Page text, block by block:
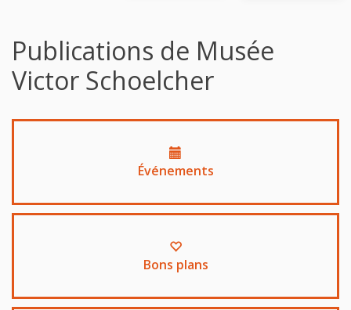
Publications de Musée
Victor Schoelcher
Événements
Bons plans